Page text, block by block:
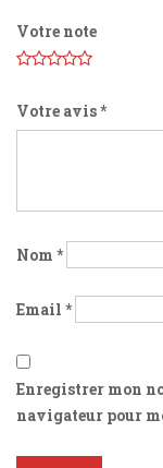
Votre note
Votre avis*
Nom *
Email *
Enregistrer mon
navigateur pour